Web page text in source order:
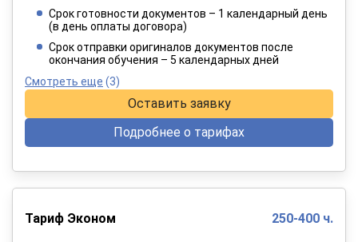
/ 8 249 руб.
При оплате в рассрочку на 12 месяцев
Срок готовности документов – 1 календарный день
(в день оплаты договора)
Срок отправки оригиналов документов после
окончания обучения – 5 календарных дней
Смотреть еще (3)
Оставить заявку
Подробнее о тарифах
Тариф Эконом 250-400 ч.